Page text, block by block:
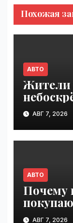
Похожая
АВТО
Жители
в стенах
АВГ 7, 2026
АВТО
Почему
АВГ 7, 2026